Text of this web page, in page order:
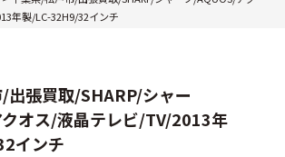
年製/LC-32H9/32インチ
出張買取/SHARP/シャー
オス/液晶テレビ/TV/2013年
インチ